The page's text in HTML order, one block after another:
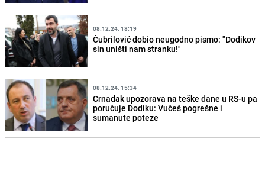
08.12.24. 18:19
Čubrilović dobio neugodno pismo: "Dodikov
sin uništi nam stranku!"
08.12.24. 15:34
Crnadak upozorava na teške dane u RS-u pa
poručuje Dodiku: Vučeš pogrešne i
sumanute poteze